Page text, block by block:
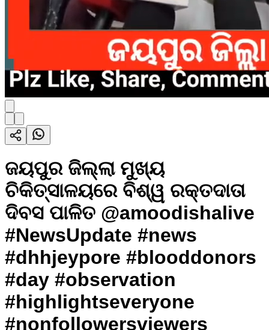
ଜୟପୁର ଜିଲ୍ଲା ମୁଖ୍ୟ
ଚିକିତ୍ସାଳୟରେ ବିଶ୍ୱ ରକ୍ତଦାତା
ଦିବସ ପାଳିତ @amoodishalive
#NewsUpdate #news
#dhhjeypore #blooddonors
#day #observation
#highlightseveryone
#nonfollowersviewers